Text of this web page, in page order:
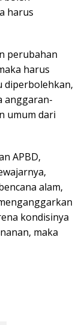
harus
perubahan
harus
diperbolehkan,
anggaran-
umum dari
APBD,
alam,
kondisinya
maka